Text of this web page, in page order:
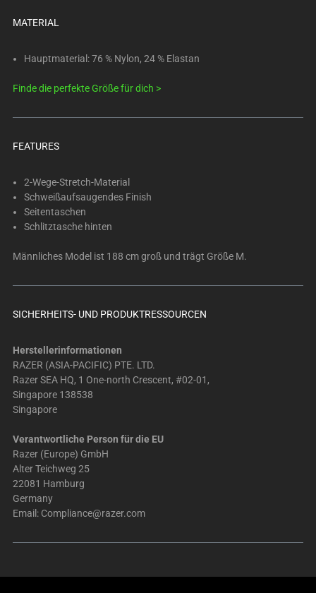
Select
image
change
image
above.
MATERIAL
Hauptmaterial: 76 % Nylon, 24 % Elastan
Finde die perfekte Größe für dich >
FEATURES
2-Wege-Stretch-Material
Schweißaufsaugendes Finish
Seitentaschen
Schlitztasche hinten
Männliches Model ist 188 cm groß und trägt Größe M.
SICHERHEITS- UND PRODUKTRESSOURCEN
Herstellerinformationen
RAZER (ASIA-PACIFIC) PTE. LTD.
Razer SEA HQ, 1 One-north Crescent, #02-01,
Singapore 138538
Singapore
Verantwortliche Person für die EU
Razer (Europe) GmbH
Alter Teichweg 25
22081 Hamburg
Germany
Email: Compliance@razer.com